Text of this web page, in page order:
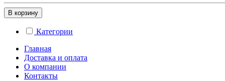
В корзину
Категории
Главная
Доставка и оплата
О компании
Контакты